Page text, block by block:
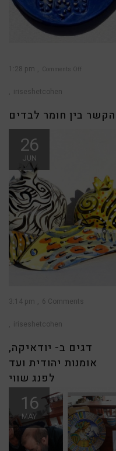
1:28 pm Comments Off
iriseshetcohen
הקשר בין חומר לבדים
העבודה בחומר לא מפסיקה
לרגש ולהפתיע עם רעיונות
חדשים. עם קצת דמיון
26
JUN
3:14 pm 6 Comments
iriseshetcohen
דגים ב- יודאיקה,
אומנות יהודית ועד
לפנג שווי
ב- אומנות יהודית סימנים רבים;
אחד הסימנים שחוזרים בעבודות
אומנות היודאיקה אילו
16
MAY